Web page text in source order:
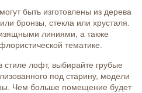
быть изготовлены из дерева
бронзы, стекла или хрусталя.
линиями, а также
тематике.
лофт, выбирайте грубые
под старину, модели
Чем больше помещение будет